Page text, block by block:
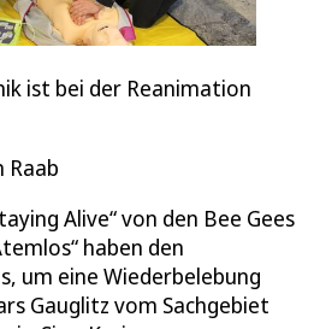
ist bei der Reanimation
Raab
Alive“ von den Bee Gees
haben den
um eine Wiederbelebung
Gauglitz vom Sachgebiet